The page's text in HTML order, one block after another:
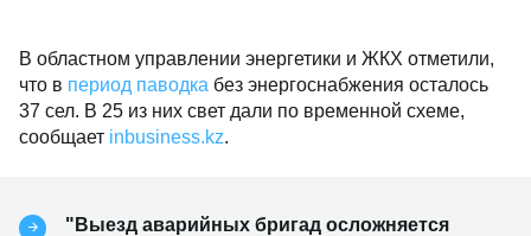
В областном управлении энергетики и ЖКХ отметили,
что в период паводка без энергоснабжения осталось
37 сел. В 25 из них свет дали по временной схеме,
сообщает inbusiness.kz.
"Выезд аварийных бригад осложняется